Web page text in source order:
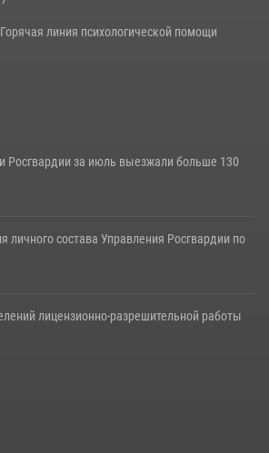
в Саранске
4
линия психологической помощи
Росгвардии за июль выезжали больше 130
личного состава Управления Росгвардии по
лицензионно-разрешительной работы